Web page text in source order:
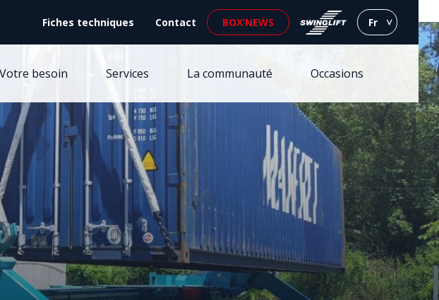
Fiches techniques Contact BOX’NEWS Fr
Votre besoin Services La communauté Occasions